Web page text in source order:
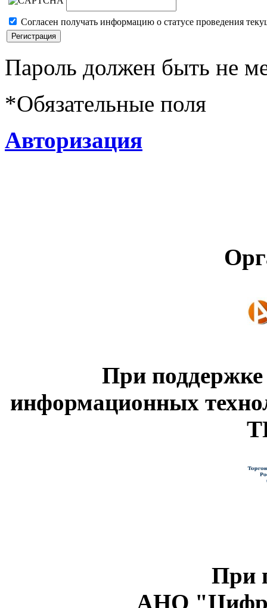
Согласен получать информацию о статусе проведения
Пароль должен быть не
*Обязательные поля
Авторизация
При
информационных
При
АНО